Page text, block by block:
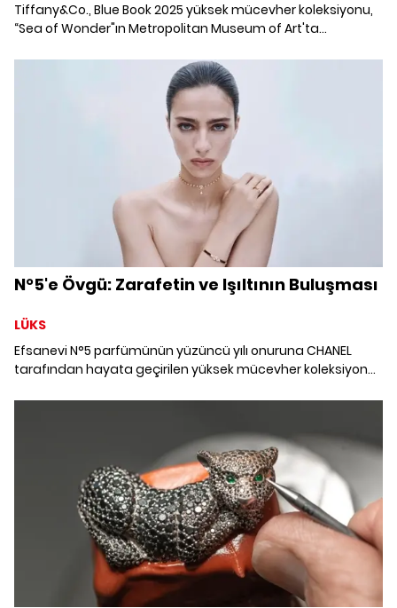
Tiffany&Co., Blue Book 2025 yüksek mücevher koleksiyonu,
“Sea of Wonder"ın Metropolitan Museum of Art'ta
N°5'e Övgü: Zarafetin ve Işıltının Buluşması
LÜKS
Efsanevi N°5 parfümünün yüzüncü yılı onuruna CHANEL
tarafından hayata geçirilen yüksek mücevher koleksiyonu,